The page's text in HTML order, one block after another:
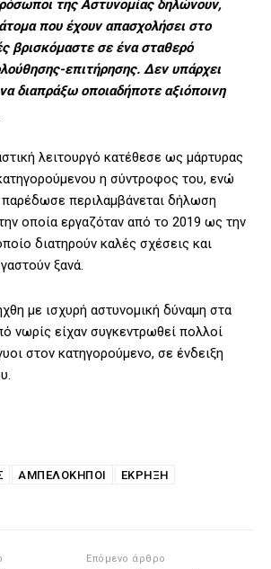
της Αστυνομίας δηλώνουν,
που έχουν απασχολήσει στο
βρισκόμαστε σε ένα σταθερό
επιτήρησης. Δεν υπάρχει
διαπράξω οποιαδήποτε αξιόποινη
λειτουργό κατέθεσε ως μάρτυρας
η σύντροφος του, ενώ
περιλαμβάνεται δήλωση
οποία εργαζόταν από το 2019 ως την
διατηρούν καλές σχέσεις και
ξανά.
με ισχυρή αστυνομική δύναμη στα
νωρίς είχαν συγκεντρωθεί πολλοί
στον κατηγορούμενο, σε ένδειξη
ΑΜΠΕΛΌΚΗΠΟΙ
ΈΚΡΗΞΗ
Επόμενο άρθρο